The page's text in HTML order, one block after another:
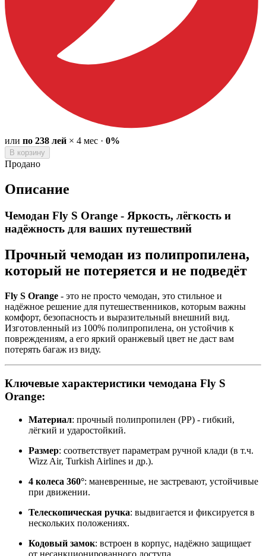
или по 238 лей × 4 мес · 0%
В корзину
Продано
Описание
Чемодан Fly S Orange - Яркость, лёгкость и
надёжность для ваших путешествий
Прочный чемодан из полипропилена,
который не потеряется и не подведёт
Fly S Orange - это не просто чемодан, это стильное и
надёжное решение для путешественников, которым важны
комфорт, безопасность и выразительный внешний вид.
Изготовленный из 100% полипропилена, он устойчив к
повреждениям, а его яркий оранжевый цвет не даст вам
потерять багаж из виду.
Ключевые характеристики чемодана Fly S
Orange:
Материал: прочный полипропилен (PP) - гибкий,
лёгкий и ударостойкий.
Размер: соответствует параметрам ручной клади (в т.ч.
Wizz Air, Turkish Airlines и др.).
4 колеса 360°: маневренные, не застревают, устойчивые
при движении.
Телескопическая ручка: выдвигается и фиксируется в
нескольких положениях.
Кодовый замок: встроен в корпус, надёжно защищает
от несанкционированного доступа.